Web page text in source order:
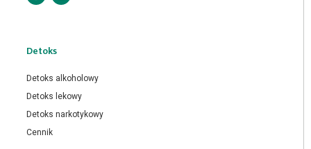
Detoks
Detoks alkoholowy
Detoks lekowy
Detoks narkotykowy
Cennik